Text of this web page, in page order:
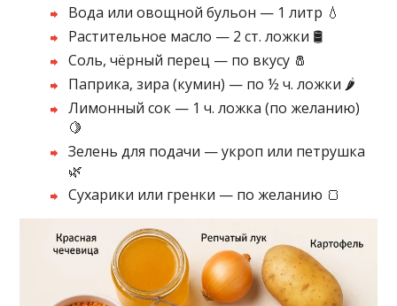
Вода или овощной бульон — 1 литр 💧
Растительное масло — 2 ст. ложки 🛢️
Соль, чёрный перец — по вкусу 🧂
Паприка, зира (кумин) — по ½ ч. ложки 🌶️
Лимонный сок — 1 ч. ложка (по желанию)
🍋
Зелень для подачи — укроп или петрушка
🌿
Сухарики или гренки — по желанию 🍞